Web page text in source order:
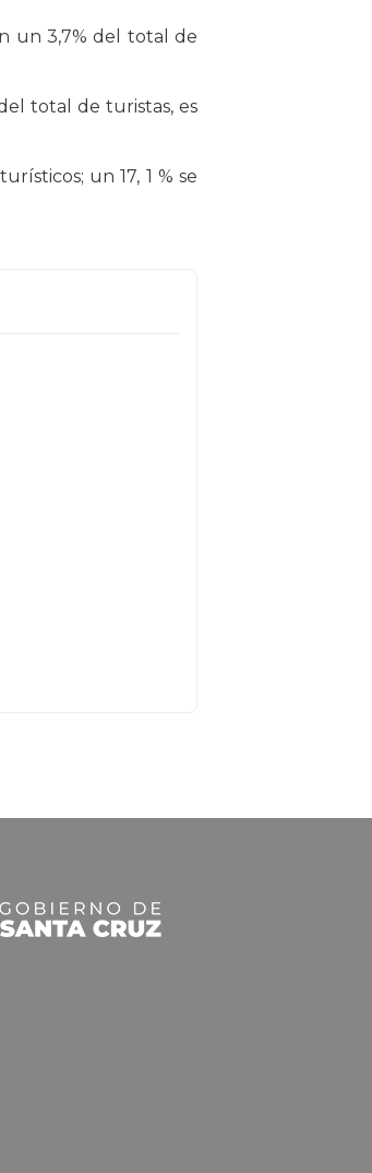
un 3,7% del total de
total de turistas, es
un 17, 1 % se